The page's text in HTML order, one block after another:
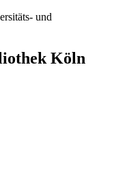
und
Köln